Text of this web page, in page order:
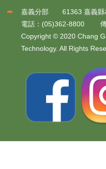
嘉義分部 61363 嘉義縣
電話：(05)362-8800 傳
Copyright © 2020 Chang
Technology. All Rights